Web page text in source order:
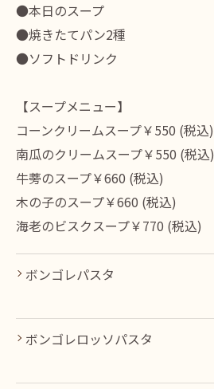
●本日のスープ
●焼きたてパン2種
●ソフトドリンク
【スープメニュー】
コーンクリームスープ￥550 (税込)
南瓜のクリームスープ￥550 (税込)
牛蒡のスープ￥660 (税込)
木の子のスープ￥660 (税込)
海老のビスクスープ￥770 (税込)
ボンゴレパスタ
ボンゴレロッソパスタ